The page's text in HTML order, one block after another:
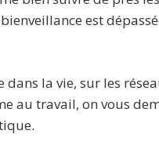
est
dans la vie, sur les
au travail, on vous